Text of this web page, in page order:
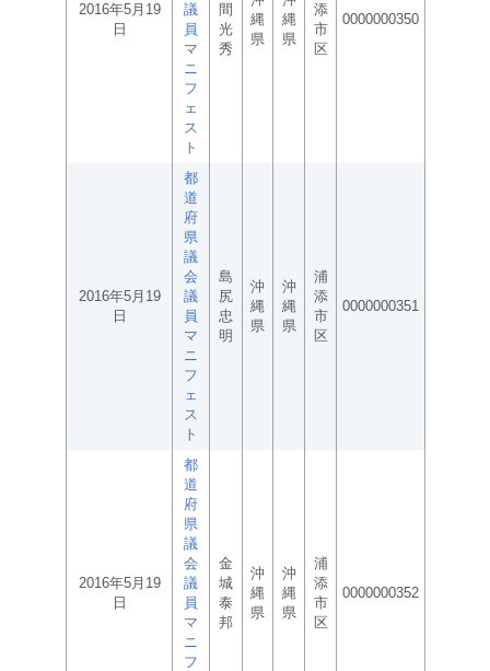
2016年5月19
日
議
員
マ
ニ
フ
ェ
ス
ト
間
光
秀
縄
県
縄
県
添
市
区
0000000350
2016年5月19
日
都
道
府
県
議
会
議
員
マ
ニ
フ
ェ
ス
ト
島
尻
忠
明
沖
縄
県
沖
縄
県
浦
添
市
区
0000000351
2016年5月19
日
都
道
府
県
議
会
議
員
マ
ニ
フ
金
城
泰
邦
沖
縄
県
沖
縄
県
浦
添
市
区
0000000352